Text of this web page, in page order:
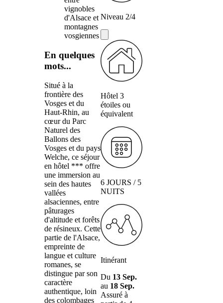
vignobles
d'Alsace et
montagnes
vosgiennes
En quelques
mots...
Situé à la
frontière des
Vosges et du
Haut-Rhin, au
cœur du Parc
Naturel des
Ballons des
Vosges et du pays
Welche, ce séjour
en hôtel *** offre
une immersion au
sein des hautes
vallées
alsaciennes, entre
pâturages
d'altitude et forêts
de résineux. Cette
partie de l'Alsace,
empreinte de
langue et culture
romanes, se
distingue par son
caractère
authentique, loin
des colombages
Niveau 2/4
Hôtel 3
étoiles ou
équivalent
6 JOURS / 5
NUITS
Itinérant
Du 13 Sep.
au 18 Sep.
Assuré à